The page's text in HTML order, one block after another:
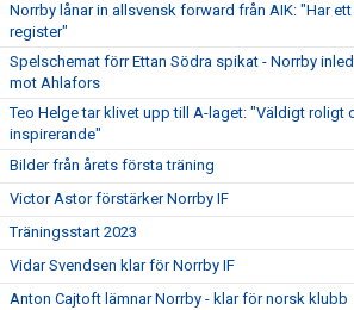
Norrby lånar in allsvensk forward från AIK: "Har
register"
Spelschemat förr Ettan Södra spikat - Norrby
mot Ahlafors
Teo Helge tar klivet upp till A-laget: "Väldigt roligt
inspirerande"
Bilder från årets första träning
Victor Astor förstärker Norrby IF
Träningsstart 2023
Vidar Svendsen klar för Norrby IF
Anton Cajtoft lämnar Norrby - klar för norsk klubb